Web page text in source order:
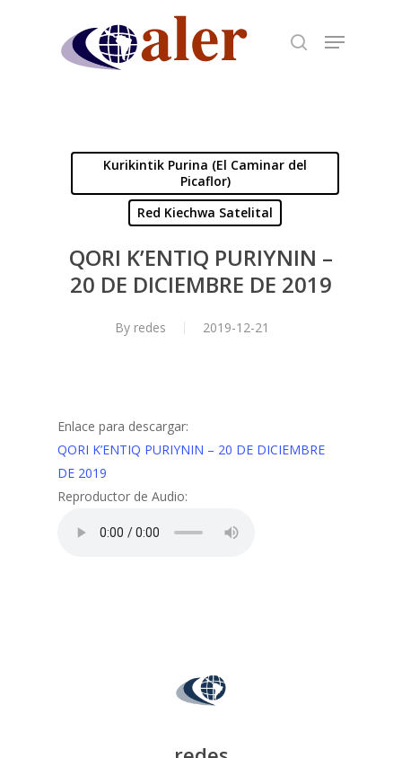
Kurikintik Purina (El Caminar del
Picaflor)
Red Kiechwa Satelital
QORI K’ENTIQ PURIYNIN –
20 DE DICIEMBRE DE 2019
By redes 2019-12-21
Enlace para descargar:
QORI K’ENTIQ PURIYNIN – 20 DE DICIEMBRE
DE 2019
Reproductor de Audio: